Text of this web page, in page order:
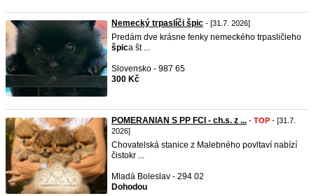
Nemecký trpaslíči špic - [31.7. 2026]
Predám dve krásne fenky nemeckého trpasličieho
špica št ...
Slovensko - 987 65
300 Kč
POMERANIAN S PP FCI - ch.s. z ... - TOP - [31.7.
2026]
Chovatelská stanice z Malebného povltaví nabízí
čistokr ...
Mladá Boleslav - 294 02
Dohodou